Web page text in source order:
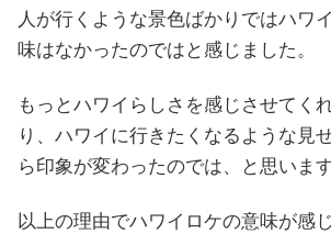
人が行くような景色ばかりではハワ
味はなかったのではと感じました。
もっとハワイらしさを感じさせてく
り、ハワイに行きたくなるような見
ら印象が変わったのでは、と思います
以上の理由でハワイロケの意味が感